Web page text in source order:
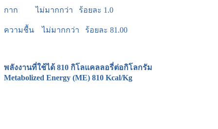
กาก ไม่มากกว่า ร้อยละ 1.0
ความชื้น ไม่มากกว่า ร้อยละ 81.00
พลังงานที่ใช้ได้ 810 กิโลแคลลอรี่ต่อกิโลกรัม
Metabolized Energy (ME) 810 Kcal/Kg